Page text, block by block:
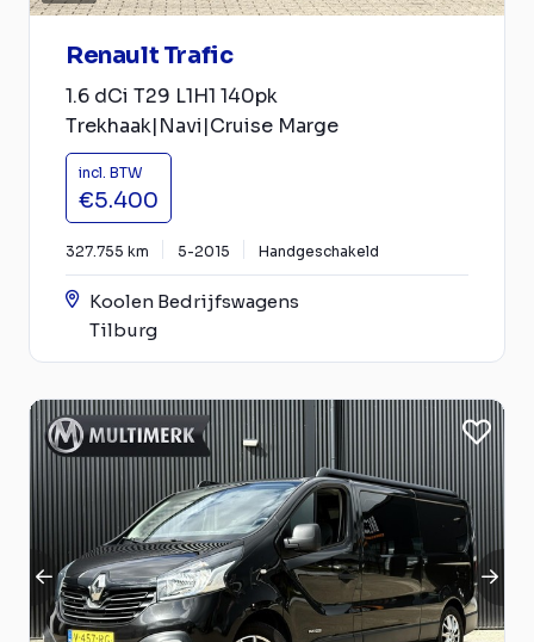
Renault Trafic
1.6 dCi T29 L1H1 140pk
Trekhaak|Navi|Cruise Marge
incl. BTW
€5.400
327.755 km 5-2015 Handgeschakeld
Koolen Bedrijfswagens
Tilburg